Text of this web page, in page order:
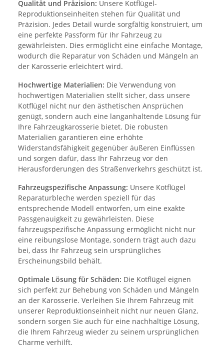
Qualität und Präzision: Unsere Kotflügel-
Reproduktionseinheiten stehen für Qualität und
Präzision. Jedes Detail wurde sorgfältig konstruiert, um
eine perfekte Passform für Ihr Fahrzeug zu
gewährleisten. Dies ermöglicht eine einfache Montage,
wodurch die Reparatur von Schäden und Mängeln an
der Karosserie erleichtert wird.
Hochwertige Materialien: Die Verwendung von
hochwertigen Materialien stellt sicher, dass unsere
Kotflügel nicht nur den ästhetischen Ansprüchen
genügt, sondern auch eine langanhaltende Lösung für
Ihre Fahrzeugkarosserie bietet. Die robusten
Materialien garantieren eine erhöhte
Widerstandsfähigkeit gegenüber äußeren Einflüssen
und sorgen dafür, dass Ihr Fahrzeug vor den
Herausforderungen des Straßenverkehrs geschützt ist.
Fahrzeugspezifische Anpassung: Unsere Kotflügel
Reparaturbleche werden speziell für das
entsprechende Modell entworfen, um eine exakte
Passgenauigkeit zu gewährleisten. Diese
fahrzeugspezifische Anpassung ermöglicht nicht nur
eine reibungslose Montage, sondern trägt auch dazu
bei, dass Ihr Fahrzeug sein ursprüngliches
Erscheinungsbild behält.
Optimale Lösung für Schäden: Die Kotflügel eignen
sich perfekt zur Behebung von Schäden und Mängeln
an der Karosserie. Verleihen Sie Ihrem Fahrzeug mit
unserer Reproduktionseinheit nicht nur neuen Glanz,
sondern sorgen Sie auch für eine nachhaltige Lösung,
die Ihrem Fahrzeug wieder zu seinem ursprünglichen
Charme verhilft.